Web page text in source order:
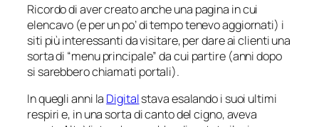
Ricordo di aver creato anche una pagina in cui
elencavo (e per un po’ di tempo tenevo aggiornati) i
siti più interessanti da visitare, per dare ai clienti una
sorta di “menu principale” da cui partire (anni dopo
si sarebbero chiamati portali).
In quegli anni la Digitalstava esalando i suoi ultimi
respiri e, in una sorta di canto del cigno, aveva